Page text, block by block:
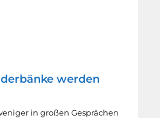
werden
in großen Gesprächen